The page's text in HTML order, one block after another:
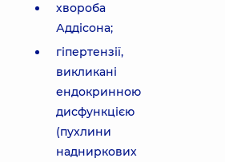
хвороба
Аддісона;
гіпертензії,
викликані
ендокринною
дисфункцією
(пухлини
надниркових